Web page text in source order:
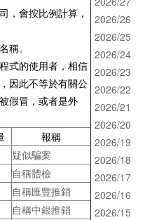
，會按比例計算，
稱。
式的使用者，相信
因此不等於有關公
假冒，或者是外
報稱
疑似騙案
自稱體檢
自稱匯豐推銷
自稱中銀推銷
2026/26
2026/25
2026/24
2026/23
2026/22
2026/21
2026/20
2026/19
2026/18
2026/17
2026/16
2026/15